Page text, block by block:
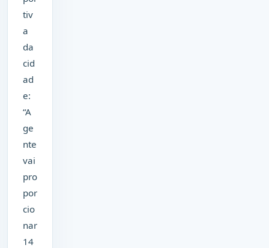
tiv
a
da
cid
ad
e:
“A
ge
nte
vai
pro
por
cio
nar
14